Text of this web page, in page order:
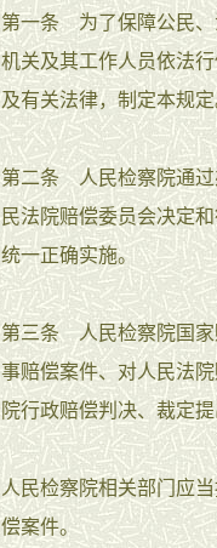
第一条 为了保障公民、
机关及其工作人员依法
及有关法律，制定本规定
第二条 人民检察院通过
民法院赔偿委员会决定
统一正确实施。
第三条 人民检察院国家
事赔偿案件、对人民法
院行政赔偿判决、裁定
人民检察院相关部门应
偿案件。